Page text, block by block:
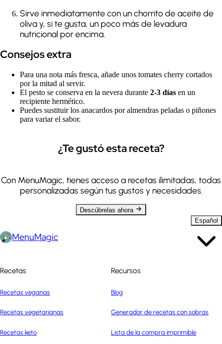
Sirve inmediatamente con un chorrito de aceite de
oliva y, si te gusta, un poco más de levadura
nutricional por encima.
Consejos extra
Para una nota más fresca, añade unos tomates cherry cortados
por la mitad al servir.
El pesto se conserva en la nevera durante 2-3 días en un
recipiente hermético.
Puedes sustituir los anacardos por almendras peladas o piñones
para variar el sabor.
¿Te gustó esta receta?
Con MenuMagic, tienes acceso a recetas ilimitadas, todas
personalizadas según tus gustos y necesidades.
Descúbrelas ahora
MenuMagic
Español
Recetas
Recetas veganas
Recetas vegetarianas
Recetas keto
Recursos
Blog
Generador de recetas con sobras
Lista de la compra imprimible